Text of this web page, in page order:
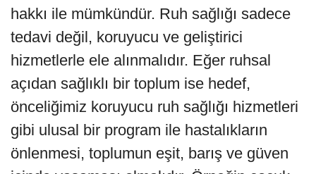
hakkı ile mümkündür. Ruh sağlığı sadece
tedavi değil, koruyucu ve geliştirici
hizmetlerle ele alınmalıdır. Eğer ruhsal
açıdan sağlıklı bir toplum ise hedef,
önceliğimiz koruyucu ruh sağlığı hizmetleri
gibi ulusal bir program ile hastalıkların
önlenmesi, toplumun eşit, barış ve güven